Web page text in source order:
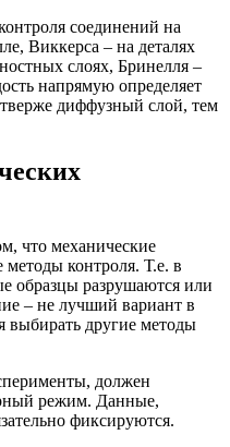
соединений на
Виккерса – на деталях
слоях, Бринелля –
напрямую определяет
тверже диффузный слой, тем
что механические
контроля. Т.е. в
образцы разрушаются или
– не лучший вариант в
выбирать другие методы
должен
режим. Данные,
фиксируются.